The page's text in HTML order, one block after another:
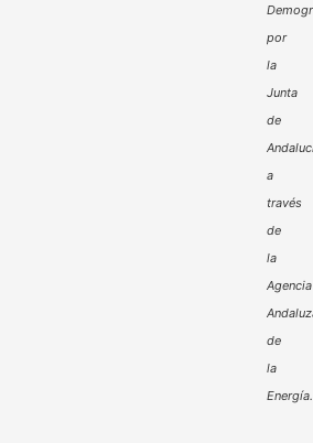
por
la
Junta
de
a
través
de
la
Agencia
de
la
Energía.